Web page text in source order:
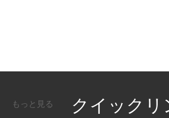
もっと見る クイックリ